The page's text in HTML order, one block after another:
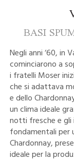
BASI
Negli anni ‘60, in
cominciarono a
i fratelli Moser
che si adattava
e dello
un clima ideale
notti fresche e gli
fondamentali per
Chardonnay,
ideale per la